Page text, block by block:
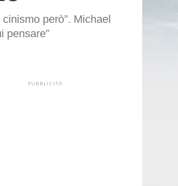
però”. Michael
pensare”
PUBBLICITÀ